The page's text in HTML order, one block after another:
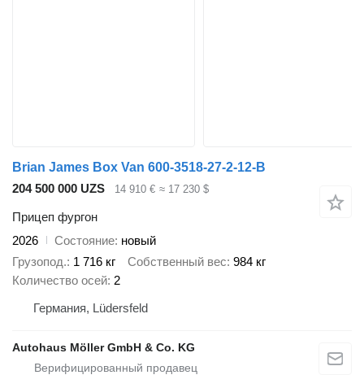
Brian James Box Van 600-3518-27-2-12-B
204 500 000 UZS
14 910 € ≈ 17 230 $
Прицеп фургон
2026
Состояние новый
Грузопод. 1 716 кг Собственный вес 984 кг
Количество осей 2
Германия, Lüdersfeld
Autohaus Möller GmbH & Co. KG